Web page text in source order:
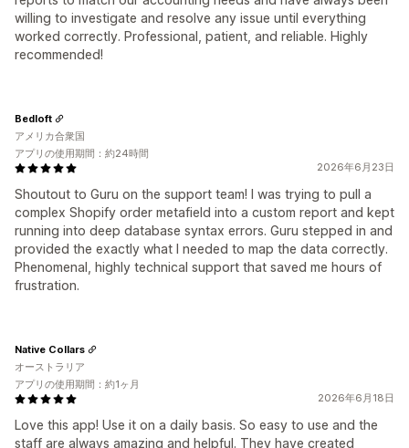
willing to investigate and resolve any issue until everything
worked correctly. Professional, patient, and reliable. Highly
recommended!
2026年6月23日
Shoutout to Guru on the support team! I was trying to pull a
complex Shopify order metafield into a custom report and kept
running into deep database syntax errors. Guru stepped in and
provided the exactly what I needed to map the data correctly.
Phenomenal, highly technical support that saved me hours of
frustration.
Bedloft
アメリカ合衆国
アプリの使用期間：約24時間
2026年6月18日
Love this app! Use it on a daily basis. So easy to use and the
staff are always amazing and helpful. They have created
Native Collars
オーストラリア
アプリの使用期間：約1ヶ月